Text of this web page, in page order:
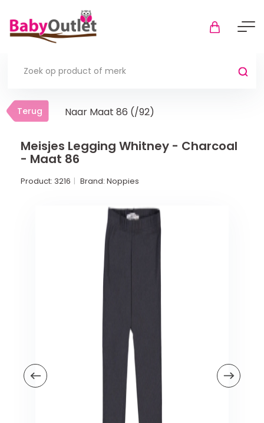
Terug
Thuis
Boxmatrassen en hoeslakens
Veiligheid in en om huis
Kinderstoelen
Terug Naar Maat 86 (/92)
Meisjes Legging Whitney - Charcoal
- Maat 86
Product: 3216 Brand: Noppies